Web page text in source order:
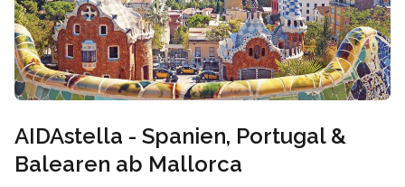
Thailand
Zypern
Mykonos
Naxos
Paros
Patmos
AIDAstella - Spanien, Portugal &
Balearen ab Mallorca